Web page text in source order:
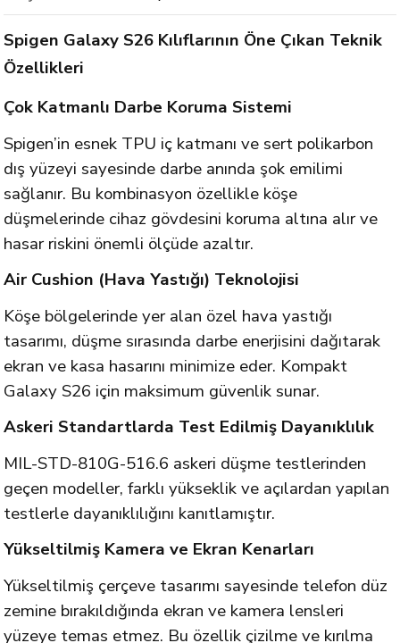
Spigen Galaxy S26 Kılıflarının Öne Çıkan Teknik
Özellikleri
Çok Katmanlı Darbe Koruma Sistemi
Spigen’in esnek TPU iç katmanı ve sert polikarbon
dış yüzeyi sayesinde darbe anında şok emilimi
sağlanır. Bu kombinasyon özellikle köşe
düşmelerinde cihaz gövdesini koruma altına alır ve
hasar riskini önemli ölçüde azaltır.
Air Cushion (Hava Yastığı) Teknolojisi
Köşe bölgelerinde yer alan özel hava yastığı
tasarımı, düşme sırasında darbe enerjisini dağıtarak
ekran ve kasa hasarını minimize eder. Kompakt
Galaxy S26 için maksimum güvenlik sunar.
Askeri Standartlarda Test Edilmiş Dayanıklılık
MIL-STD-810G-516.6 askeri düşme testlerinden
geçen modeller, farklı yükseklik ve açılardan yapılan
testlerle dayanıklılığını kanıtlamıştır.
Yükseltilmiş Kamera ve Ekran Kenarları
Yükseltilmiş çerçeve tasarımı sayesinde telefon düz
zemine bırakıldığında ekran ve kamera lensleri
yüzeye temas etmez. Bu özellik çizilme ve kırılma